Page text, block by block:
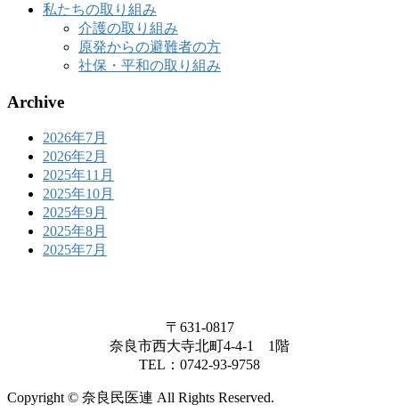
私たちの取り組み
介護の取り組み
原発からの避難者の方
社保・平和の取り組み
Archive
2026年7月
2026年2月
2025年11月
2025年10月
2025年9月
2025年8月
2025年7月
〒631-0817
奈良市西大寺北町4-4-1 1階
TEL：0742-93-9758
Copyright © 奈良民医連 All Rights Reserved.